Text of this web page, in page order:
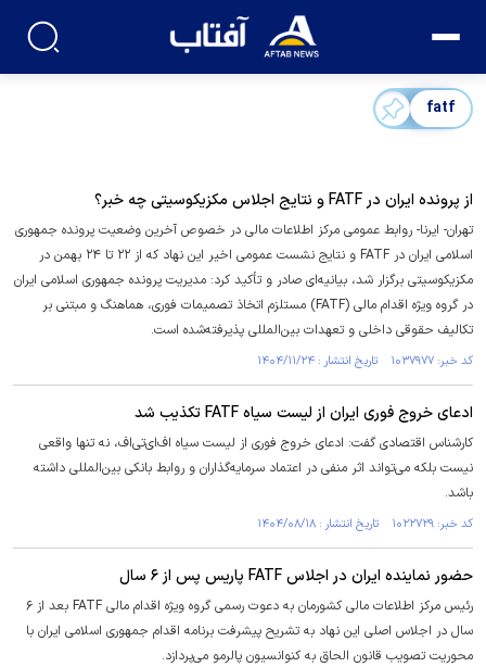
fatf
از پرونده ایران در FATF و نتایج اجلاس مکزیکوسیتی چه خبر؟
تهران- ایرنا- روابط عمومی مرکز اطلاعات مالی در خصوص آخرین وضعیت پرونده جمهوری
اسلامی ایران در FATF و نتایج نشست عمومی اخیر این نهاد که از ۲۲ تا ۲۴ بهمن در
مکزیکوسیتی برگزار شد، بیانیه‌ای صادر و تأکید کرد: مدیریت پرونده جمهوری اسلامی ایران
در گروه ویژه اقدام مالی (FATF) مستلزم اتخاذ تصمیمات فوری، هماهنگ و مبتنی بر
تکالیف حقوقی داخلی و تعهدات بین‌المللی پذیرفته‌شده است.
کد خبر: ۱۰۳۷۹۷۷ تاریخ انتشار : ۱۴۰۴/۱۱/۲۴
ادعای خروج فوری ایران از لیست سیاه FATF تکذیب شد
کارشناس اقتصادی گفت: ادعای خروج فوری از لیست سیاه اف‌ای‌تی‌اف، نه تنها واقعی
نیست بلکه می‌تواند اثر منفی در اعتماد سرمایه‌گذاران و روابط بانکی بین‌المللی داشته
باشد.
کد خبر: ۱۰۲۲۷۲۹ تاریخ انتشار : ۱۴۰۴/۰۸/۱۸
حضور نماینده ایران در اجلاس FATF پاریس پس از ۶ سال
رئیس مرکز اطلاعات مالی کشورمان به دعوت رسمی گروه ویژه اقدام مالی FATF بعد از ۶
سال در اجلاس اصلی این نهاد به تشریح پیشرفت برنامه اقدام جمهوری اسلامی ایران با
محوریت تصویب قانون الحاق به کنوانسیون پالرمو می‌پردازد.